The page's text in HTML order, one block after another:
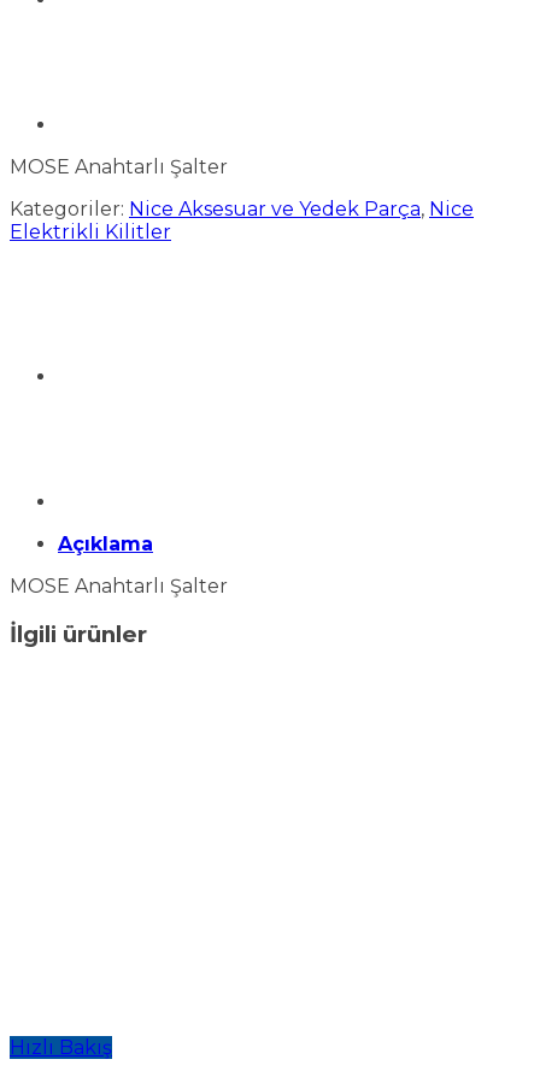
MOSE Anahtarlı Şalter
Kategoriler: Nice Aksesuar ve Yedek Parça, Nice
Elektrikli Kilitler
Açıklama
MOSE Anahtarlı Şalter
İlgili ürünler
Hızlı Bakış